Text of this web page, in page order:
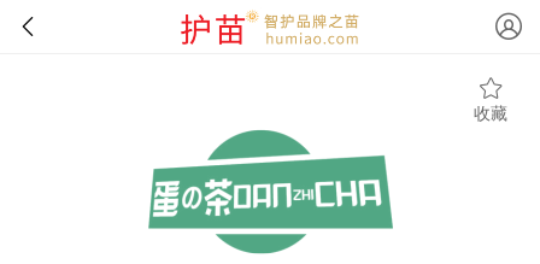
收藏